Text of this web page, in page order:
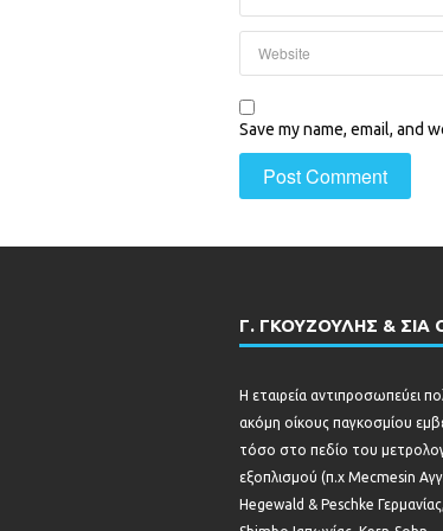
Save my name, email, and
Γ. ΓΚΟΥΖΟΥΛΗΣ & ΣΙΑ
Η εταιρεία αντιπροσωπεύει
ακόμη οίκους παγκοσμίου
τόσο στο πεδίο του
εξοπλισμού (π.χ Mecmesin
Hegewald & Peschke Γερμανίας,